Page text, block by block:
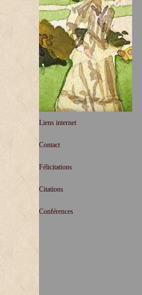
Liens internet
Contact
Félicitations
Citations
Conférences